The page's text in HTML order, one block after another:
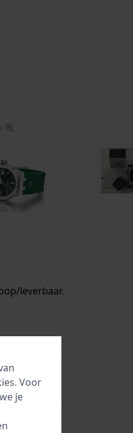
leverbaar.
630
. Voor
je